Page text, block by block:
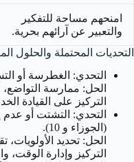
امنحهم مساحة للتفكير
والتعبير عن آرائهم بحرية.
التحديات المحتملة والحلول
التحدي: الغطرسة أو
الحل: ممارسة التواضع،
التركيز على القيادة
التحدي: التشتت أو عدم
(الجوزاء و 10).
الحل: تحديد الأولويات،
التركيز وإدارة الوقت،